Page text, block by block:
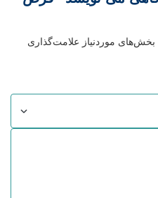
بخش‌های موردنیاز علامت‌گذاری